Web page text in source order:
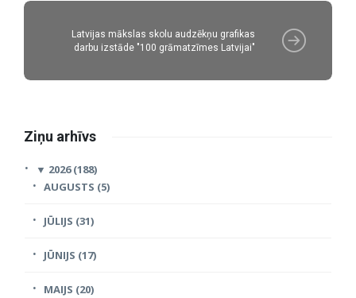
Latvijas mākslas skolu audzēkņu grafikas
darbu izstāde "100 grāmatzīmes Latvijai"
Ziņu arhīvs
▼ 2026 (188)
AUGUSTS (5)
JŪLIJS (31)
JŪNIJS (17)
MAIJS (20)